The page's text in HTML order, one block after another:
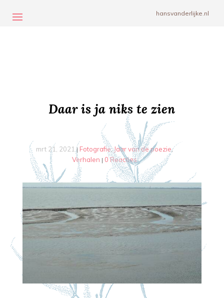
hansvanderlijke.nl
Daar is ja niks te zien
mrt 21, 2021 | Fotografie,Jaar van de poezie,
Verhalen | 0 Reacties